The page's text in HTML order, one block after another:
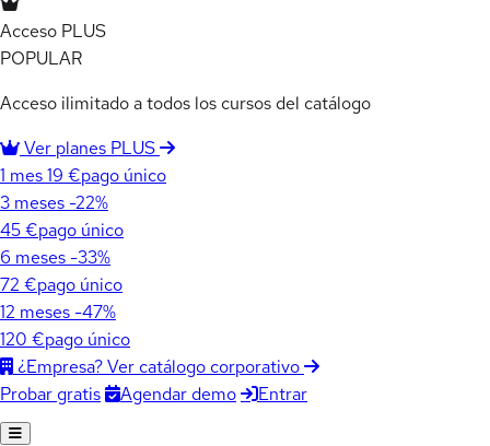
Acceso PLUS
POPULAR
Acceso ilimitado a todos los cursos del catálogo
Ver planes PLUS
1 mes19 €pago único
3 meses -22%
45 €pago único
6 meses -33%
72 €pago único
12 meses -47%
120 €pago único
¿Empresa? Ver catálogo corporativo
Probar gratis
Agendar demo Entrar